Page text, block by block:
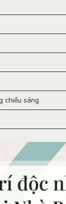
chiếu sáng